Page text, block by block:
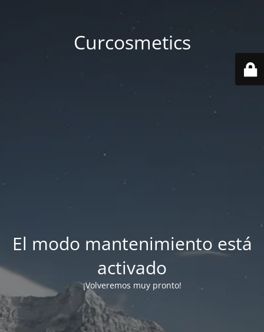
Curcosmetics
El modo mantenimiento está
activado
¡Volveremos muy pronto!